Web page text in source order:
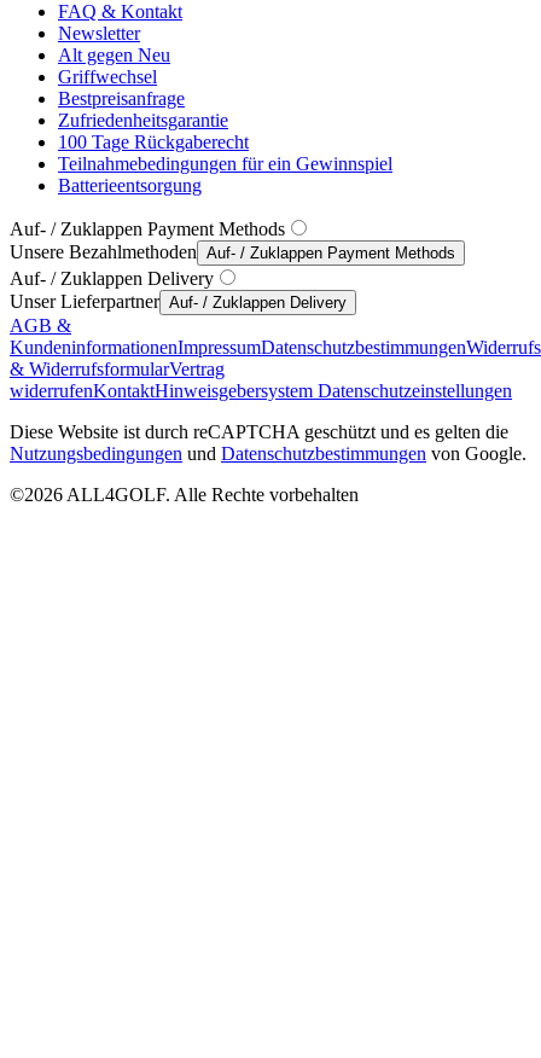
FAQ & Kontakt
Newsletter
Alt gegen Neu
Griffwechsel
Bestpreisanfrage
Zufriedenheitsgarantie
100 Tage Rückgaberecht
Teilnahmebedingungen für ein Gewinnspiel
Batterieentsorgung
Auf- / Zuklappen Payment Methods
Unsere Bezahlmethoden Auf- / Zuklappen Payment Methods
Auf- / Zuklappen Delivery
Unser Lieferpartner Auf- / Zuklappen Delivery
AGB &
KundeninformationenImpressumDatenschutzbestimmungen
& WiderrufsformularVertrag
widerrufenKontaktHinweisgebersystem Datenschutzeinstellungen
Diese Website ist durch reCAPTCHA geschützt und es gelten die
Nutzungsbedingungen und Datenschutzbestimmungen von Google.
©2026 ALL4GOLF. Alle Rechte vorbehalten